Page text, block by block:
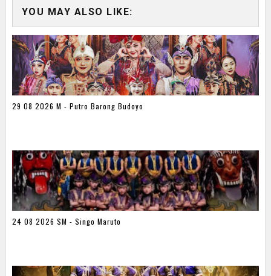
YOU MAY ALSO LIKE:
29 08 2026 M - Putro Barong Budoyo
24 08 2026 SM - Singo Maruto